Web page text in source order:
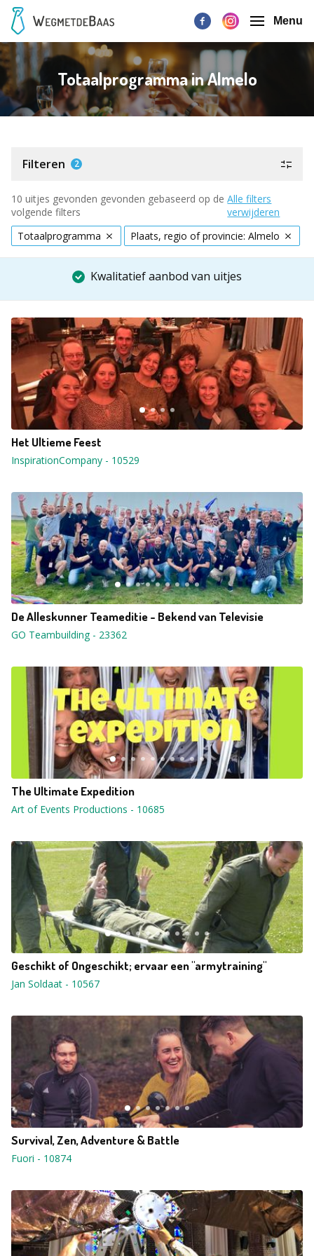
Menu
Totaalprogramma in Almelo
Filteren 2
10 uitjes gevonden gevonden gebaseerd op de
volgende filters
Alle filters
verwijderen
Totaalprogramma
Plaats, regio of provincie: Almelo
Kwalitatief aanbod van uitjes
Het Ultieme Feest
InspirationCompany - 10529
De Alleskunner Teameditie - Bekend van Televisie
GO Teambuilding- 23362
The Ultimate Expedition
Art of Events Productions - 10685
Geschikt of Ongeschikt; ervaar een "armytraining"
Jan Soldaat - 10567
Survival, Zen, Adventure & Battle
Fuori - 10874